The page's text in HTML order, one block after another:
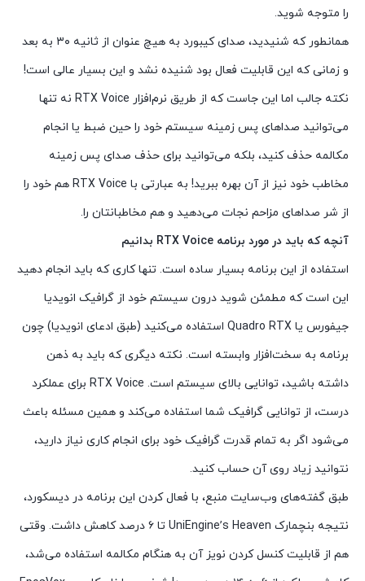
را متوجه شوید.
همانطور که شنیدید، صدای کیبورد به هیچ عنوان از ثانیه ۳۰ به بعد
و زمانی که این قابلیت فعال بود شنیده نشد و این بسیار عالی است!
نکته جالب اما این جاست که از طریق نرم‌افزار RTX Voice نه تنها
می‌توانید صداهای پس زمینه سیستم خود را حین ضبط یا انجام
مکالمه حذف کنید، بلکه می‌توانید برای حذف صدای پس زمینه
مخاطب خود نیز از آن بهره ببرید! به عبارتی با RTX Voice هم خود را
از شر صداهای مزاحم نجات می‌دهید و هم مخاطبانتان را.
آنچه که باید در مورد برنامه RTX Voice بدانیم
استفاده از این برنامه بسیار ساده است. تنها کاری که باید انجام دهید
این است که مطمئن شوید درون سیستم خود از گرافیک انویدیا
جیفورس یا Quadro RTX استفاده می‌کنید (طبق ادعای انویدیا) چون
برنامه به سخت‌افزار وابسته است. نکته دیگری که باید به ذهن
داشته باشید، توانایی بالای سیستم است. RTX Voice برای عملکرد
درست، از توانایی گرافیک شما استفاده می‌کند و همین مسئله باعث
می‌شود اگر به تمام قدرت گرافیک خود برای انجام کاری نیاز دارید،
نتوانید زیاد روی آن حساب کنید.
طبق گفته‌های وب‌سایت منبع، با فعال کردن این برنامه در دیسکورد،
نتیجه بنچمارک UniEngine’s Heaven تا ۶ درصد کاهش داشت. وقتی
هم از قابلیت کنسل کردن نویز آن به هنگام مکالمه استفاده می‌شد،